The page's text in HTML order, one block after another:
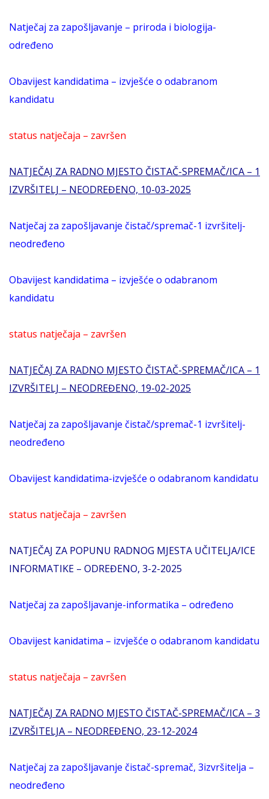
Natječaj za zapošljavanje – priroda i biologija-
određeno
Obavijest kandidatima – izvješće o odabranom
kandidatu
status natječaja – završen
NATJEČAJ ZA RADNO MJESTO ČISTAČ-SPREMAČ/ICA – 1
IZVRŠITELJ – NEODREĐENO, 10-03-2025
Natječaj za zapošljavanje čistač/spremač-1 izvršitelj-
neodređeno
Obavijest kandidatima – izvješće o odabranom
kandidatu
status natječaja – završen
NATJEČAJ ZA RADNO MJESTO ČISTAČ-SPREMAČ/ICA – 1
IZVRŠITELJ – NEODREĐENO, 19-02-2025
Natječaj za zapošljavanje čistač/spremač-1 izvršitelj-
neodređeno
Obavijest kandidatima-izvješće o odabranom kandidatu
status natječaja – završen
NATJEČAJ ZA POPUNU RADNOG MJESTA UČITELJA/ICE
INFORMATIKE – ODREĐENO, 3-2-2025
Natječaj za zapošljavanje-informatika – određeno
Obavijest kanidatima – izvješće o odabranom kandidatu
status natječaja – završen
NATJEČAJ ZA RADNO MJESTO ČISTAČ-SPREMAČ/ICA – 3
IZVRŠITELJA – NEODREĐENO, 23-12-2024
Natječaj za zapošljavanje čistač-spremač, 3izvršitelja –
neodređeno